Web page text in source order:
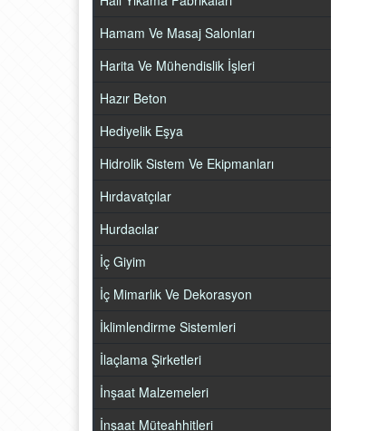
Hamam Ve Masaj Salonları
Harita Ve Mühendislik İşleri
Hazır Beton
Hediyelik Eşya
Hidrolik Sistem Ve Ekipmanları
Hırdavatçılar
Hurdacılar
İç Giyim
İç Mimarlık Ve Dekorasyon
İklimlendirme Sistemleri
İlaçlama Şirketleri
İnşaat Malzemeleri
İnşaat Müteahhitleri